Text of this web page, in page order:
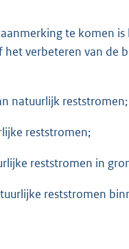
te komen
verbeteren van de
natuurlijk reststromen;
reststromen;
reststromen in
reststromen